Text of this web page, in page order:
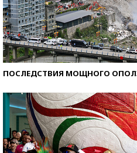
ПОСЛЕДСТВИЯ МОЩНОГО